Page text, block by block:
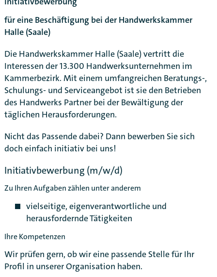
für eine Beschäftigung bei der Handwerkskammer
Halle (Saale)
Die Handwerkskammer Halle (Saale) vertritt die
Interessen der 13.300 Handwerksunternehmen im
Kammerbezirk. Mit einem umfangreichen Beratungs-,
Schulungs- und Serviceangebot ist sie den Betrieben
des Handwerks Partner bei der Bewältigung der
täglichen Herausforderungen.
Nicht das Passende dabei? Dann bewerben Sie sich
doch einfach initiativ bei uns!
Initiativbewerbung (m/w/d)
Zu Ihren Aufgaben zählen unter anderem
vielseitige, eigenverantwortliche und
herausfordernde Tätigkeiten
Ihre Kompetenzen
Wir prüfen gern, ob wir eine passende Stelle für Ihr
Profil in unserer Organisation haben.
Karte anzeigen